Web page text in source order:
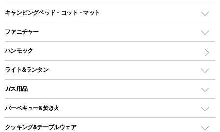
ツールームテント
ワンポールテント
シェルターテント
ロッジ型・オリジナルテント
タープ
レクタングラー型（封筒型）シュラフ
インナーシュラフ
キャンピングベッド・コット・マット
キャンピングベッド・コット
インフレータブルマット
ファニチャー
アウトドアテーブル
レジャーシート
ハンモック
ライト&ランタン
LEDランタン
ガスランタン
オイルランタン
ガス用品
ガスバーナー
バーベキュー&焚き火
バーベキューコンロ、グリル
クッキング&テーブルウェア